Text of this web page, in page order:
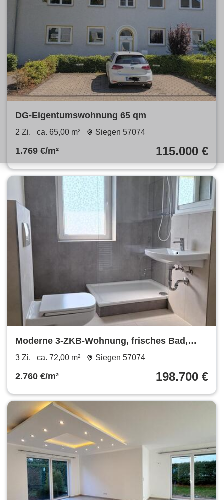
DG-Eigentumswohnung 65 qm
2 Zi. ca. 65,00 m² Siegen 57074
1.769 €/m² 115.000 €
Moderne 3-ZKB-Wohnung, frisches Bad,
ruhige, zentrale Lage Siegen
3 Zi. ca. 72,00 m² Siegen 57074
2.760 €/m² 198.700 €